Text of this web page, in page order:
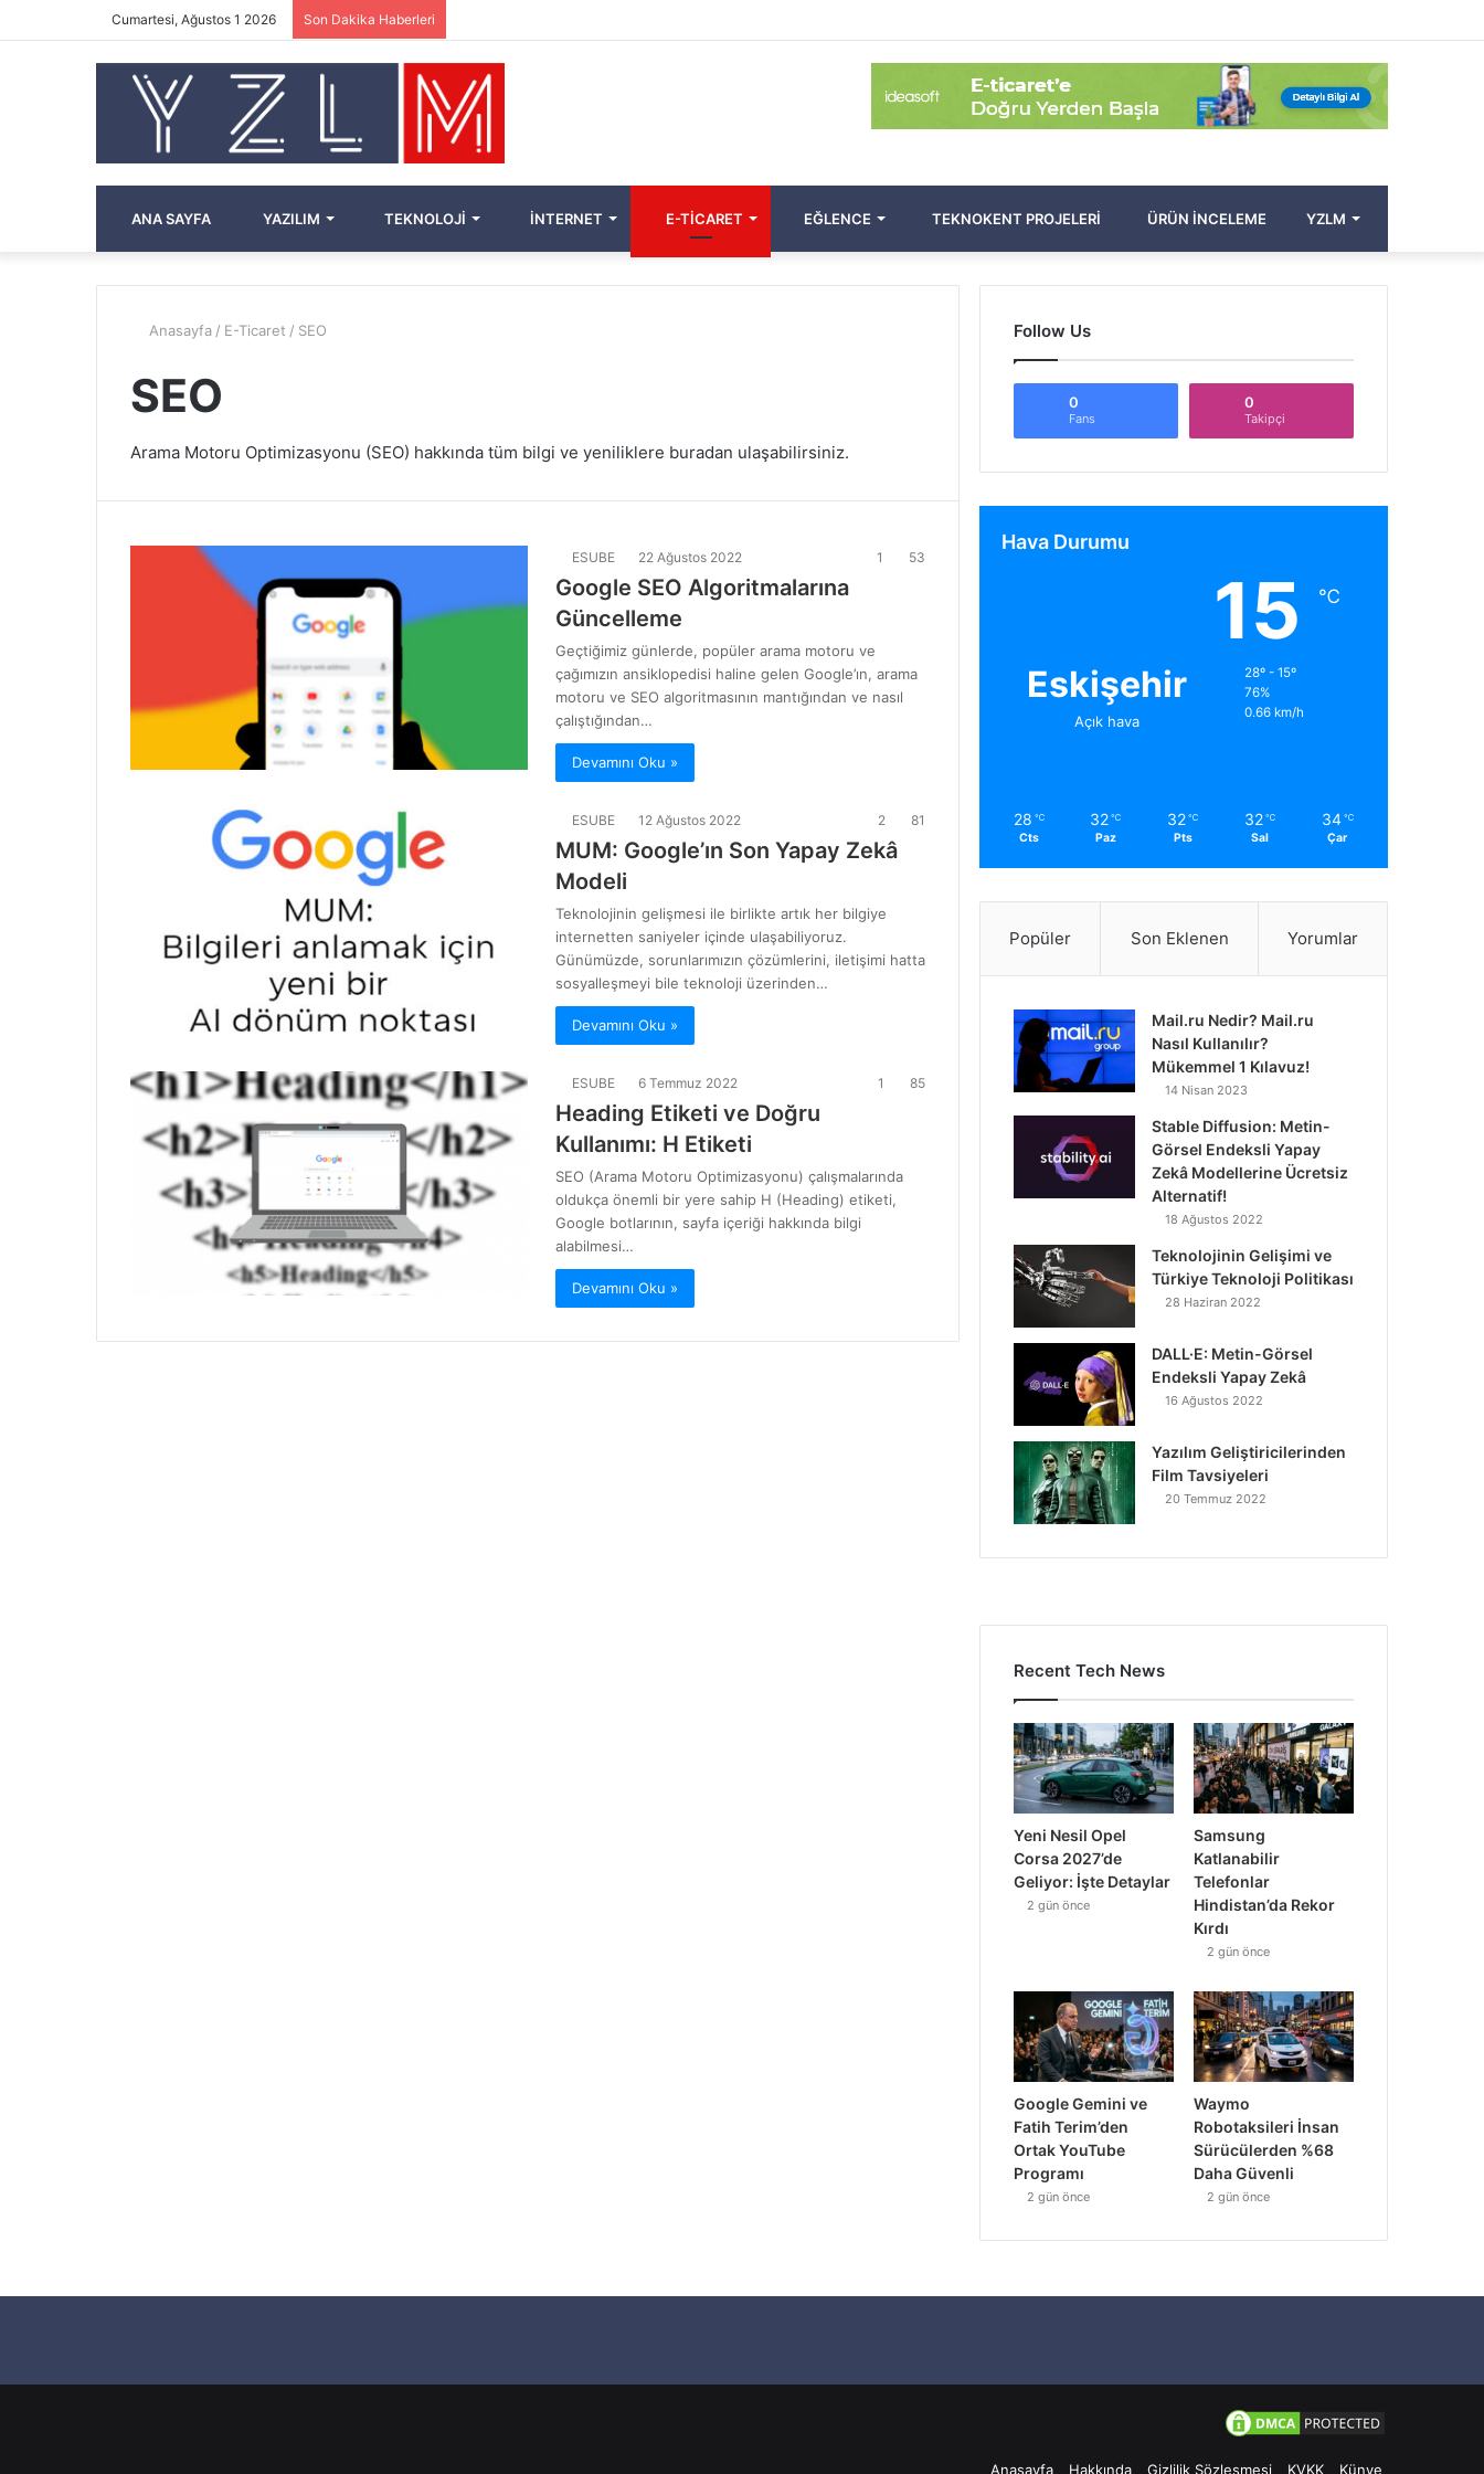
Cumartesi, Ağustos 1 2026 Son Dakika Haberleri
yap
...
Bölmesi
Makale
Ol
ANA SAYFA YAZILIM TEKNOLOJI İNTERNET E-TICARET EĞLENCE TEKNOKENT PROJELERI ÜRÜN İNCELEME YZLM
Anasayfa / E-Ticaret / SEO
SEO
Arama Motoru Optimizasyonu (SEO) hakkında tüm bilgi ve yeniliklere buradan ulaşabilirsiniz.
ESUBE 22 Ağustos 2022 1 53
Google SEO Algoritmalarına
Güncelleme
Geçtiğimiz günlerde, popüler arama motoru ve
çağımızın ansiklopedisi haline gelen Google’ın, arama
motoru ve SEO algoritmasının mantığından ve nasıl
çalıştığından…
Devamını Oku »
ESUBE 12 Ağustos 2022 2 81
MUM: Google’ın Son Yapay Zekâ
Modeli
Teknolojinin gelişmesi ile birlikte artık her bilgiye
internetten saniyeler içinde ulaşabiliyoruz.
Günümüzde, sorunlarımızın çözümlerini, iletişimi hatta
sosyalleşmeyi bile teknoloji üzerinden…
Devamını Oku »
ESUBE 6 Temmuz 2022 1 85
Heading Etiketi ve Doğru
Kullanımı: H Etiketi
SEO (Arama Motoru Optimizasyonu) çalışmalarında
oldukça önemli bir yere sahip H (Heading) etiketi,
Google botlarının, sayfa içeriği hakkında bilgi
alabilmesi…
Devamını Oku »
Follow Us
0
Fans
0
Takipçi
Hava Durumu
Eskişehir
Açık hava
15 ℃
28º - 15º
76%
0.66 km/h
28 ℃
Cts
32 ℃
Paz
32 ℃
Pts
32 ℃
Sal
34 ℃
Çar
Popüler Son Eklenen Yorumlar
Mail.ru Nedir? Mail.ru
Nasıl Kullanılır?
Mükemmel 1 Kılavuz!
14 Nisan 2023
Stable Diffusion: Metin-
Görsel Endeksli Yapay
Zekâ Modellerine Ücretsiz
Alternatif!
18 Ağustos 2022
Teknolojinin Gelişimi ve
Türkiye Teknoloji Politikası
28 Haziran 2022
DALL·E: Metin-Görsel
Endeksli Yapay Zekâ
16 Ağustos 2022
Yazılım Geliştiricilerinden
Film Tavsiyeleri
20 Temmuz 2022
Recent Tech News
Yeni Nesil Opel
Corsa 2027’de
Geliyor: İşte Detaylar
2 gün önce
Samsung
Katlanabilir
Telefonlar
Hindistan’da Rekor
Kırdı
2 gün önce
Google Gemini ve
Fatih Terim’den
Ortak YouTube
Programı
2 gün önce
Waymo
Robotaksileri İnsan
Sürücülerden %68
Daha Güvenli
2 gün önce
Anasayfa Hakkında Gizlilik Sözleşmesi KVKK Künye